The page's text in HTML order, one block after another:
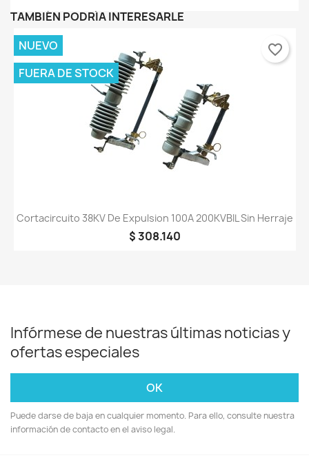
TAMBIÉN PODRÍA INTERESARLE
Cortacircuito 38KV De Expulsion 100A 200KVBIL Sin Herraje
$ 308.140
NUEVO
FUERA DE STOCK
favorite_border
Infórmese de nuestras últimas noticias y
ofertas especiales
Puede darse de baja en cualquier momento. Para ello, consulte nuestra
información de contacto en el aviso legal.